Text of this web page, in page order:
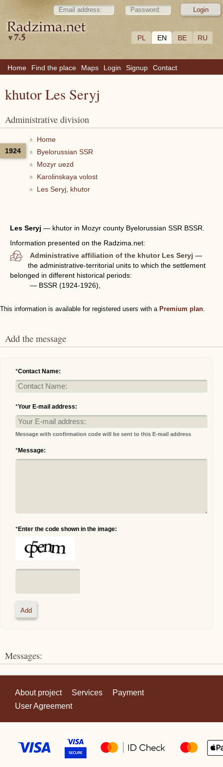
PL EN BE RU
Home Find the place Maps Login Signup Contact
khutor Les Seryj
Administrative division
1924
Home
Byelorussian SSR
Mozyr uezd
Karolinskaya volost
Les Seryj, khutor
Les Seryj — khutor in Mozyr county Byelorussian SSR BSSR.
Information presented on the Radzima.net:
Administrative affiliation of the khutor Les Seryj —
the administrative-territorial units to which the settlement
belonged in different historical periods:
— BSSR (1924-1926),
This information is available for registered users with a Premium plan.
Add the message
*Contact Name:
*Your E-mail address:
Message with confirmation code will be sent to this E-mail address
*Message:
*Enter the code shown in the image:
Messages:
About project Services
Payment
User Agreement